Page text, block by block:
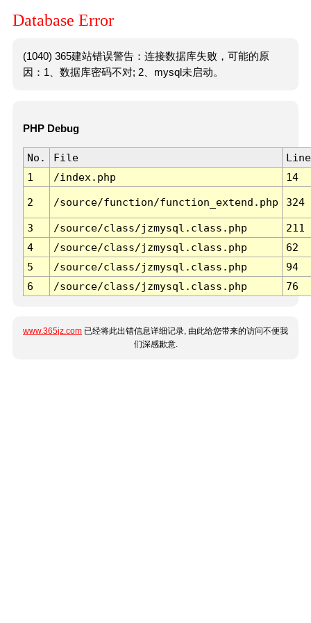
Database Error
(1040) 365建站错误警告：连接数据库失败，可能的原
因：1、数据库密码不对; 2、mysql未启动。
PHP Debug
No. File
Line
1
/index.php 14
2 /source/function/function_extend.php 324
3 /source/class/jzmysql.class.php
211
4
/source/class/jzmysql.class.php
62
5
/source/class/jzmysql.class.php
94
6
/source/class/jzmysql.class.php 76
www.365jz.com 已经将此出错信息详细记录, 由此给您带来的访问不便我
们深感歉意.